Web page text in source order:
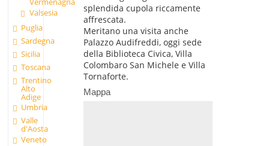
Valsesia
Puglia
Sardegna
Sicilia
Toscana
Trentino
Alto
Adige
Umbria
Valle
d'Aosta
Veneto
splendida cupola riccamente
affrescata.
Meritano una visita anche
Palazzo Audifreddi, oggi sede
della Biblioteca Civica, Villa
Colombaro San Michele e Villa
Tornaforte.
Mappa